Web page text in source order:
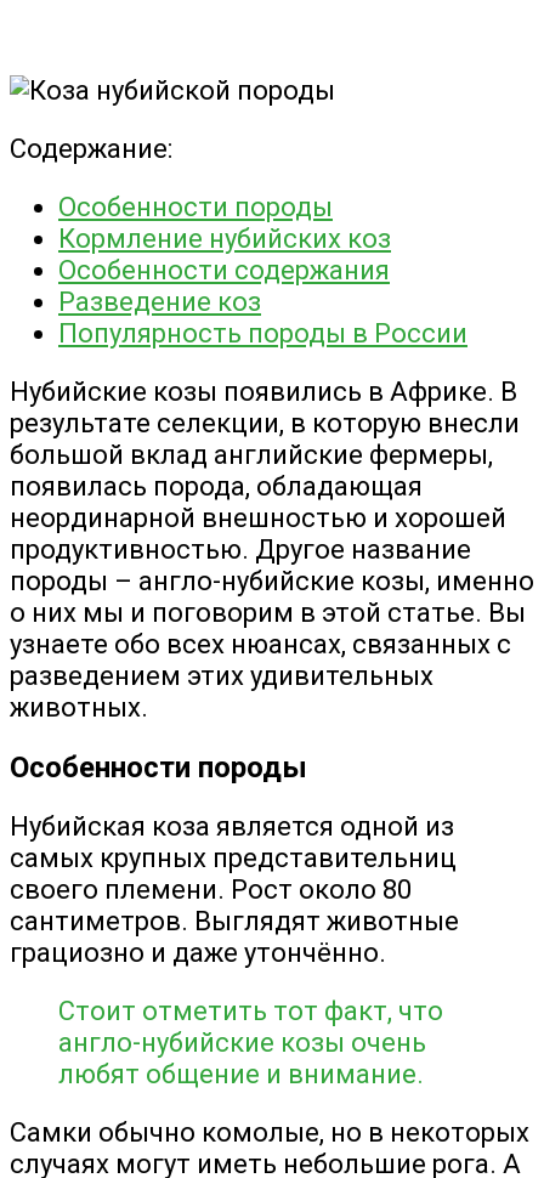
Содержание:
Особенности породы
Кормление нубийских коз
Особенности содержания
Разведение коз
Популярность породы в России
Нубийские козы появились в Африке. В
результате селекции, в которую внесли
большой вклад английские фермеры,
появилась порода, обладающая
неординарной внешностью и хорошей
продуктивностью. Другое название
породы – англо-нубийские козы, именно
о них мы и поговорим в этой статье. Вы
узнаете обо всех нюансах, связанных с
разведением этих удивительных
животных.
Особенности породы
Нубийская коза является одной из
самых крупных представительниц
своего племени. Рост около 80
сантиметров. Выглядят животные
грациозно и даже утончённо.
Стоит отметить тот факт, что
англо-нубийские козы очень
любят общение и внимание.
Самки обычно комолые, но в некоторых
случаях могут иметь небольшие рога. А